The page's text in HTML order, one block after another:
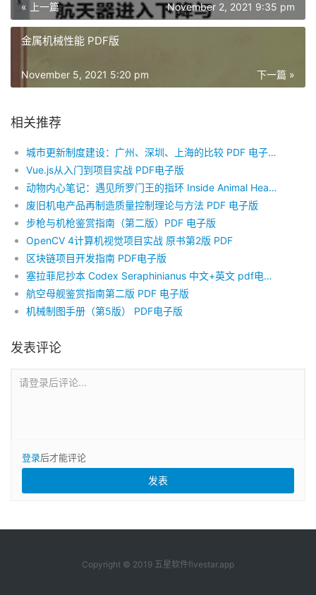
« 上一篇 November 2, 2021 9:35 pm
金属机械性能 PDF版
下一篇 »
November 5, 2021 5:20 pm
相关推荐
城市更新制度建设：广州、深圳、上海的比较 PDF 电子版
Vue.js从入门到项目实战 PDF电子版
动物内心笔记：遇见所罗门王的指环 Inside Animal Hearts and Minds PDF 电子版
废旧机电产品再制造质量控制理论与方法 PDF 电子版
步枪与机枪鉴赏指南（第二版）PDF 电子版
OpenCV 4计算机视觉项目实战 原书第2版 PDF
区块链项目开发指南 PDF电子版
塞拉菲尼抄本 Codex Seraphinianus 中文+英文 pdf电子版
航空母舰鉴赏指南第二版 PDF 电子版
机械制图手册（第5版） PDF电子版
发表评论
请登录后评论...
登录后才能评论
Copyright © 2019 五星软件fivestar.app